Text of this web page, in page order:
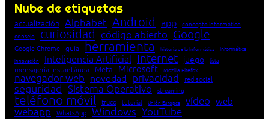
Nube de etiquetas
actualización Alphabet Android app concepto informático
consejo
curiosidad código abierto Google
Google Chrome guía herramienta historia de la Informática Informática
innovación Inteligencia Artificial Internet juego lista
mensajería instantánea Meta Microsoft Mozilla Firefox
navegador web novedad privacidad red social
seguridad Sistema Operativo streaming
teléfono móvil truco tutorial Unión Europea vídeo web
webapp WhatsApp Windows YouTube